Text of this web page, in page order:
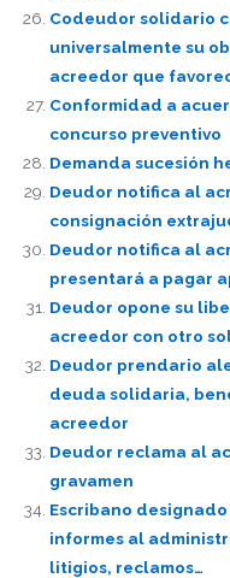
Codeudor solidario
universalmente su
acreedor que
Conformidad a
concurso preventivo
Demanda sucesión
Deudor notifica al
consignación
Deudor notifica al
presentará a pagar
Deudor opone su
acreedor con otro
Deudor prendario
deuda solidaria,
acreedor
Deudor reclama al
gravamen
Escribano
informes al
litigios, reclamos…